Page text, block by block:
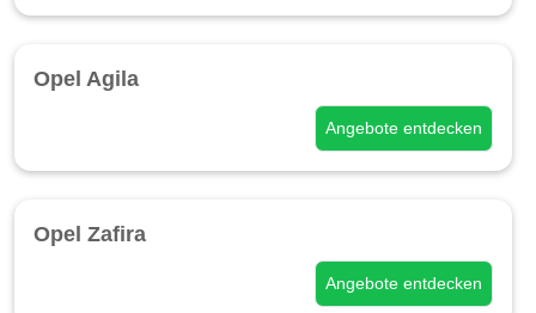
Opel Agila
Angebote entdecken
Opel Zafira
Angebote entdecken